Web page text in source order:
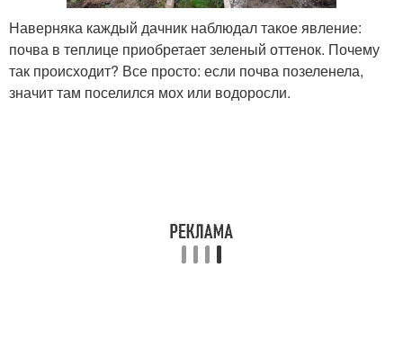
Наверняка каждый дачник наблюдал такое явление:
почва в теплице приобретает зеленый оттенок. Почему
так происходит? Все просто: если почва позеленела,
значит там поселился мох или водоросли.